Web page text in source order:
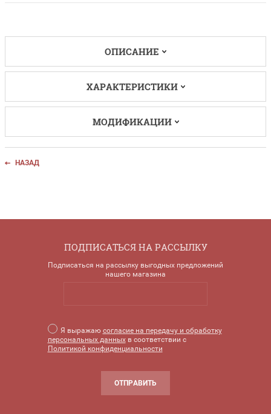
ОПИСАНИЕ
ХАРАКТЕРИСТИКИ
МОДИФИКАЦИИ
НАЗАД
ПОДПИСАТЬСЯ НА РАССЫЛКУ
Подписаться на рассылку выгодных предложений
нашего магазина
Я выражаю согласие на передачу и обработку
персональных данныхв соответствии с
Политикой конфиденциальности
ОТПРАВИТЬ